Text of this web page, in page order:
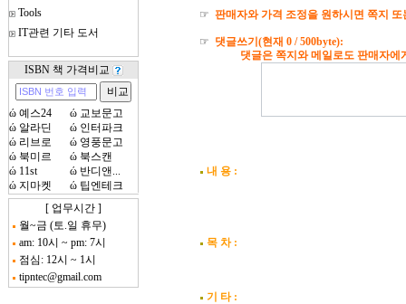
Tools
IT관련 기타 도서
ISBN 책 가격비교
ώ 예스24 ώ 교보문고
ώ 알라딘 ώ 인터파크
ώ 리브로 ώ 영풍문고
ώ 북미르 ώ 북스캔
ώ 11st ώ 반디앤...
ώ 지마켓 ώ 팁엔테크
[ 업무시간 ]
월~금 (토.일 휴무)
am: 10시 ~ pm: 7시
점심: 12시 ~ 1시
tipntec@gmail.com
☞ 판매자와 가격 조정을 원하시면 쪽지
☞ 댓글쓰기(현재 0 / 500byte):
댓글은 쪽지와 메일로도 판매자에게
내 용 :
목 차 :
기 타 :